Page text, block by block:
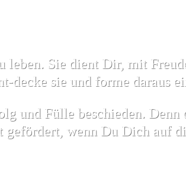
Sie dient Dir, mit
decke sie und forme daraus
und Fülle beschieden.
wenn Du Dich auf